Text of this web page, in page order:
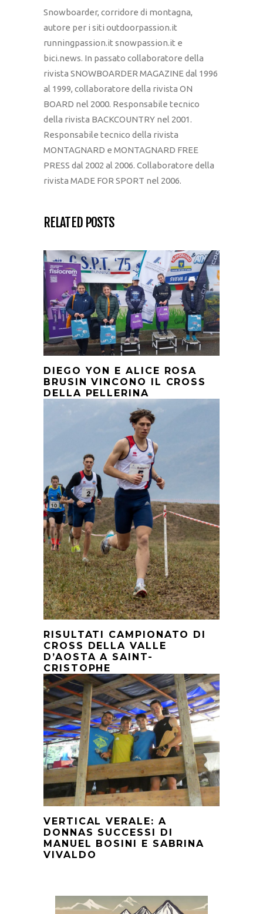
Snowboarder, corridore di montagna,
autore per i siti outdoorpassion.it
runningpassion.it snowpassion.it e
bici.news. In passato collaboratore della
rivista SNOWBOARDER MAGAZINE dal 1996
al 1999, collaboratore della rivista ON
BOARD nel 2000. Responsabile tecnico
della rivista BACKCOUNTRY nel 2001.
Responsabile tecnico della rivista
MONTAGNARD e MONTAGNARD FREE
PRESS dal 2002 al 2006. Collaboratore della
rivista MADE FOR SPORT nel 2006.
RELATED POSTS
DIEGO YON E ALICE ROSA
BRUSIN VINCONO IL CROSS
DELLA PELLERINA
RISULTATI CAMPIONATO DI
CROSS DELLA VALLE
D’AOSTA A SAINT-
CRISTOPHE
VERTICAL VERALE: A
DONNAS SUCCESSI DI
MANUEL BOSINI E SABRINA
VIVALDO